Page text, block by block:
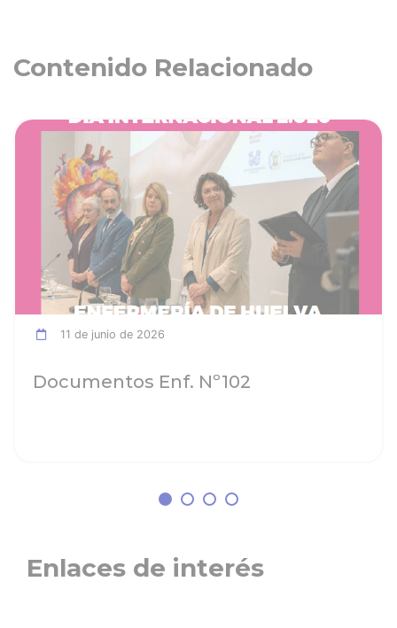
Contenido Relacionado
11 de junio de 2026
Documentos Enf. Nº102
Ver noticia
Enlaces de interés